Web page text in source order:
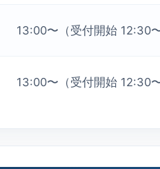
13:00〜（受付開始 12:30〜
13:00〜（受付開始 12:30〜